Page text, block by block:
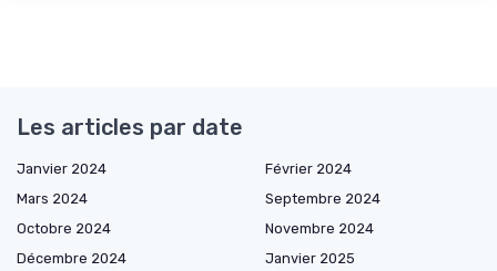
Les articles par date
Janvier 2024
Février 2024
Mars 2024
Septembre 2024
Octobre 2024
Novembre 2024
Décembre 2024
Janvier 2025